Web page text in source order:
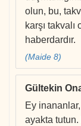
olun, bu,
karşı takvalı
haberdardır.
(Maide 8)
Gültekin
Ey
ayakta